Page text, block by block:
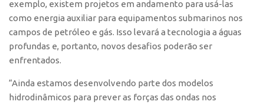
exemplo, existem projetos em andamento para usá-las
como energia auxiliar para equipamentos submarinos nos
campos de petróleo e gás. Isso levará a tecnologia a águas
profundas e, portanto, novos desafios poderão ser
enfrentados.
“Ainda estamos desenvolvendo parte dos modelos
hidrodinâmicos para prever as forças das ondas nos